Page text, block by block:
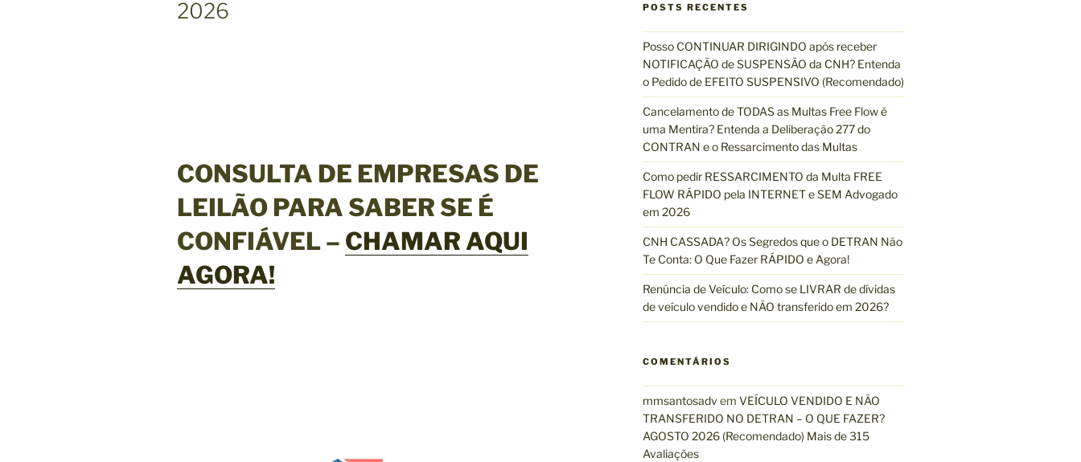
A
D
2026
CONSULTA DE EMPRESAS DE
LEILÃO PARA SABER SE É
CONFIÁVEL – CHAMAR AQUI
AGORA!
u
s
a
r
p
o
r
:
s
a
r
POSTS RECENTES
Posso CONTINUAR DIRIGINDO após receber
NOTIFICAÇÃO de SUSPENSÃO da CNH? Entenda
o Pedido de EFEITO SUSPENSIVO (Recomendado)
Cancelamento de TODAS as Multas Free Flow é
uma Mentira? Entenda a Deliberação 277 do
CONTRAN e o Ressarcimento das Multas
Como pedir RESSARCIMENTO da Multa FREE
FLOW RÁPIDO pela INTERNET e SEM Advogado
em 2026
CNH CASSADA? Os Segredos que o DETRAN Não
Te Conta: O Que Fazer RÁPIDO e Agora!
Renúncia de Veículo: Como se LIVRAR de dívidas
de veículo vendido e NÃO transferido em 2026?
COMENTÁRIOS
mmsantosadv em VEÍCULO VENDIDO E NÃO
TRANSFERIDO NO DETRAN – O QUE FAZER?
AGOSTO 2026 (Recomendado) Mais de 315
Avaliações